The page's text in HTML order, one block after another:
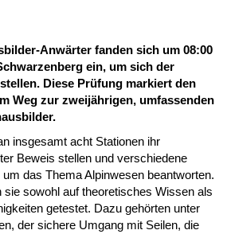
Anwärter fanden sich um 08:00
ein, um sich der
Diese Prüfung markiert den
Weg zur zweijährigen, umfassenden
insgesamt acht Stationen ihr
Beweis stellen und verschiedene
das Thema Alpinwesen beantworten.
sie sowohl auf theoretisches Wissen als
getestet. Dazu gehörten unter
der sichere Umgang mit Seilen, die